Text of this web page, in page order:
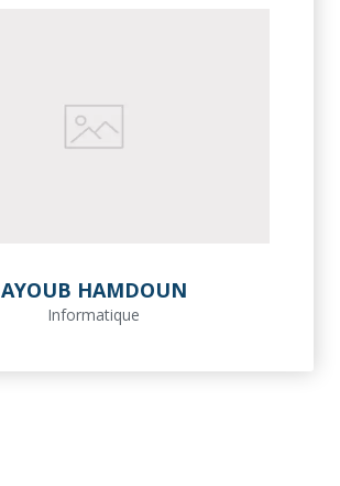
AYOUB HAMDOUN
Informatique